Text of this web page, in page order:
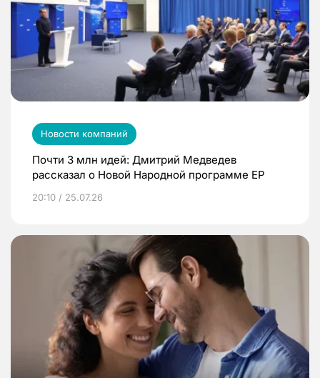
Новости компаний
Почти 3 млн идей: Дмитрий Медведев
рассказал о Новой Народной программе ЕР
20:10 / 25.07.26